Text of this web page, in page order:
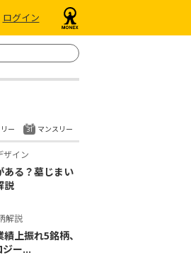
ログイン
ザイン
ある？墓じまい
説
解説
上振れ5銘柄、
ジー...
ー マンスリー